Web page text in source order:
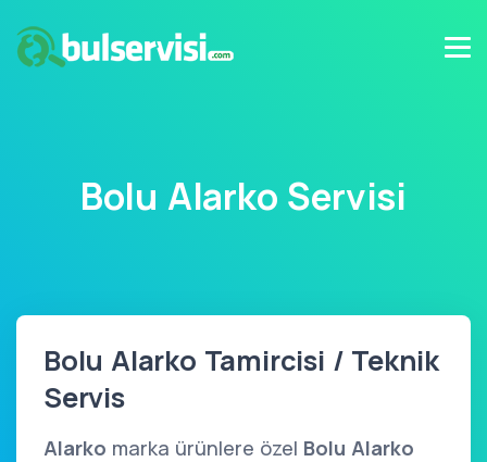
Bolu Alarko Servisi
Bolu Alarko Tamircisi / Teknik
Servis
Alarko marka ürünlere özel Bolu Alarko